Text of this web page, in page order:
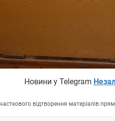
Новини у Telegram
відтворення матеріалів